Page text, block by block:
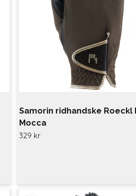
Samorin ridhandske Roeckl
Mocca
329 kr